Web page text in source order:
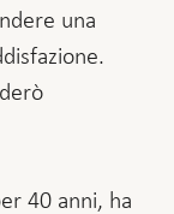
una
40 anni, ha